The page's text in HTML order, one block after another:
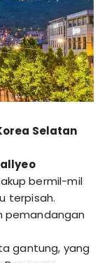
Selatan
bermil-mil
terpisah.
pemandangan
gantung, yang